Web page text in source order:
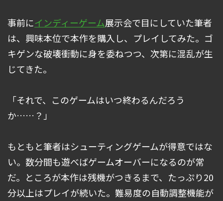
事前にインディーゲーム展示会で目にしていた筆者
は、興味本位で本作を購入し、プレイしてみた。ゴ
キゲンな破壊衝動に身を委ねつつ、次第に混乱が生
じてきた。
「それで、このゲームはいつ終わるんだろう
か……？」
もともと筆者はシューティングゲームが得意ではな
い。数分間も遊べばゲームオーバーになるのが常
だ。ところが本作は残機がつきるまで、たっぷり20
分以上はプレイが続いた。難易度の自動調整機能が